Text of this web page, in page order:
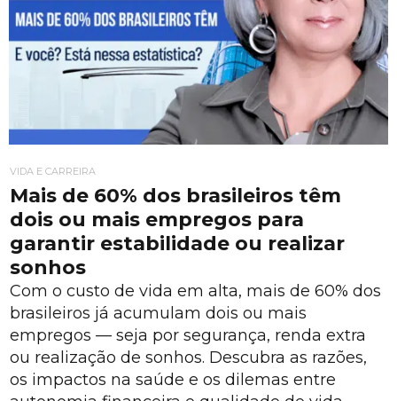
VIDA E CARREIRA
Mais de 60% dos brasileiros têm
dois ou mais empregos para
garantir estabilidade ou realizar
sonhos
Com o custo de vida em alta, mais de 60% dos
brasileiros já acumulam dois ou mais
empregos — seja por segurança, renda extra
ou realização de sonhos. Descubra as razões,
os impactos na saúde e os dilemas entre